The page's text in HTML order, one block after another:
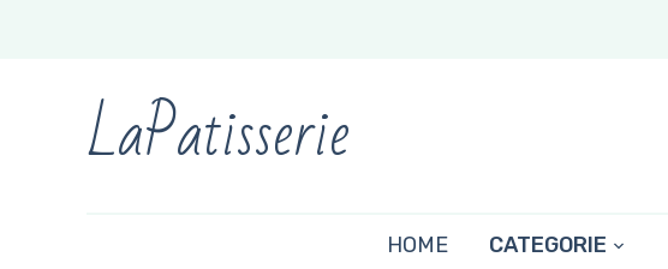
LaPatisserie
HOME CATEGORIE